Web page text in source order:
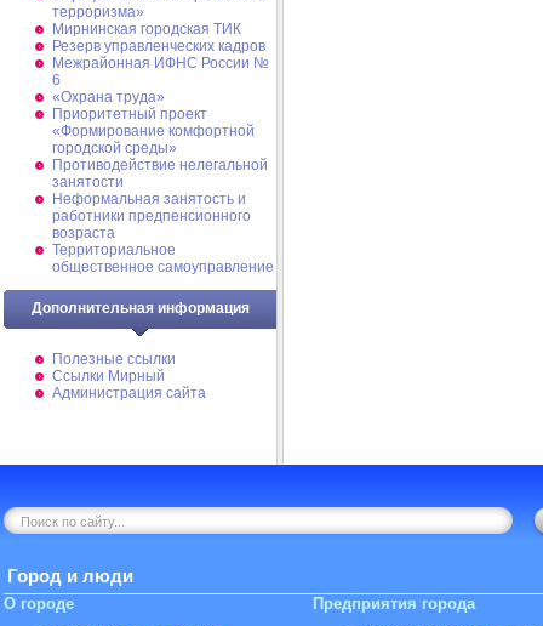
терроризма»
Мирнинская городская ТИК
Резерв управленческих кадров
Межрайонная ИФНС России №
6
«Охрана труда»
Приоритетный проект
«Формирование комфортной
городской среды»
Противодействие нелегальной
занятости
Неформальная занятость и
работники предпенсионного
возраста
Территориальное
общественное самоуправление
Дополнительная информация
Полезные ссылки
Ссылки Мирный
Администрация сайта
Город и люди
О городе Предприятия города